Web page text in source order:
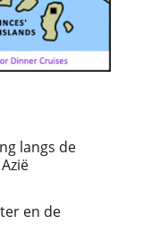
langs de
en de